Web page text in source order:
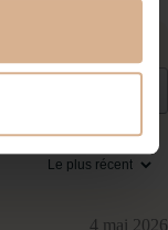
4 mai 2026